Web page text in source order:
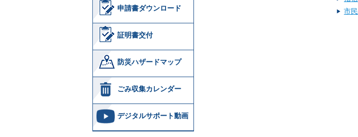
申請書ダウンロード
証明書交付
防災ハザードマップ
ごみ収集カレンダー
デジタルサポート動画
市